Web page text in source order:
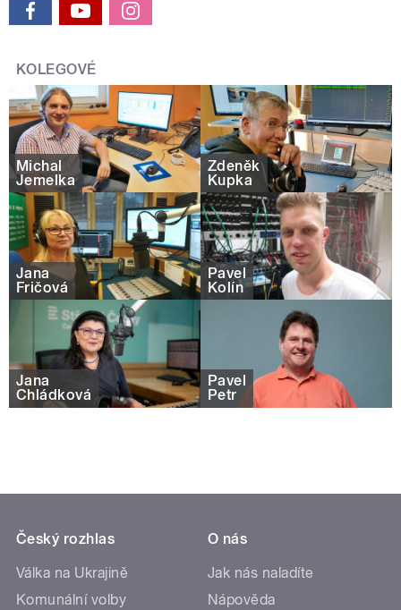
KOLEGOVÉ
Michal
Jemelka
Zdeněk
Kupka
Jana
Fričová
Pavel
Kolín
Jana
Chládková
Pavel
Petr
Český rozhlas
Válka na Ukrajině
Komunální volby
O nás
Jak nás naladíte
Nápověda